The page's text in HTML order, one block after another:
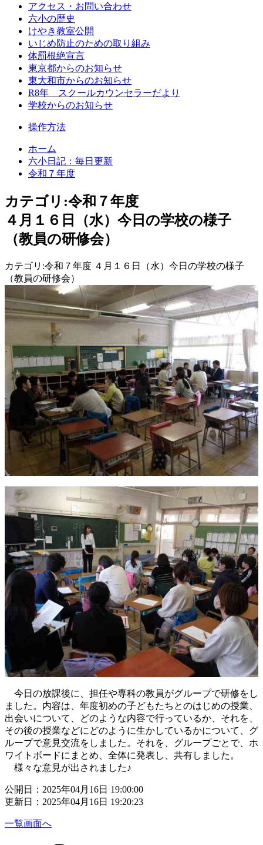
アクセス・お問い合わせ
六小の歴史
けやき教室公開
いじめ防止のための取り組み
体罰根絶宣言
東京都からのお知らせ
東大和市からのお知らせ
R8年 スクールカウンセラーだより
学校からのお知らせ
操作方法
ホーム
六小日記：毎日更新
令和７年度
カテゴリ:令和７年度
４月１６日（水）今日の学校の様子
（教員の研修会）
カテゴリ:令和７年度 ４月１６日（水）今日の学校の様子
（教員の研修会）
今日の放課後に、担任や専科の教員がグループで研修をし
ました。内容は、年度初めの子どもたちとのはじめの授業、
出会いについて、どのような内容で行っているか、それを、
その後の授業などにどのように生かしているかについて、グ
ループで意見交流をしました。それを、グループごとで、ホ
ワイトボードにまとめ、全体に発表し、共有しました。
様々な意見が出されました♪
公開日：2025年04月16日 19:00:00
更新日：2025年04月16日 19:20:23
一覧画面へ